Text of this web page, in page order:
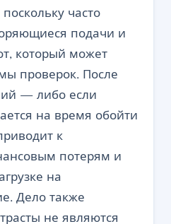
часто
подачи и
который может
проверок. После
— либо если
на время обойти
к
потерям и
на
Дело также
не являются